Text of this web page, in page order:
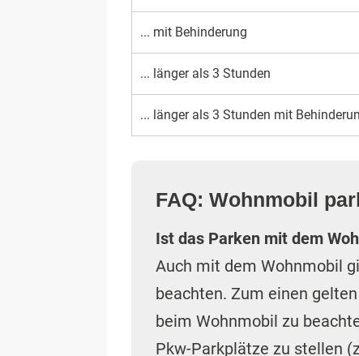
... mit Behinderung
... länger als 3 Stunden
... länger als 3 Stunden mit
FAQ: Wohnmobil
Ist das Parken mit dem
Auch mit dem Wohnmobil
beachten. Zum einen
beim Wohnmobil zu
Pkw-Parkplätze zu stellen